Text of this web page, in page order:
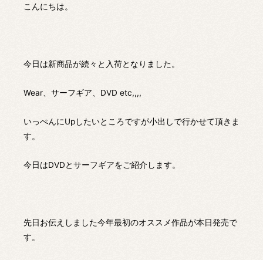
こんにちは。
今日は新商品が続々と入荷となりました。
Wear、サーフギア、DVD etc,,,,
いっぺんにUpしたいところですが小出しで行かせて頂きま
す。
今日はDVDとサーフギアをご紹介します。
先日お伝えしました今年最初のオススメ作品が本日発売で
す。